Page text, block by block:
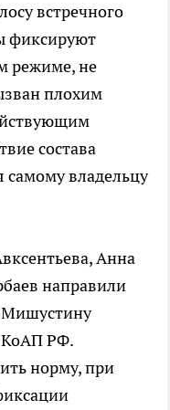
встречного
фиксируют
режиме, не
плохим
состава
владельцу
Анна
направили
КоАП РФ.
норму, при